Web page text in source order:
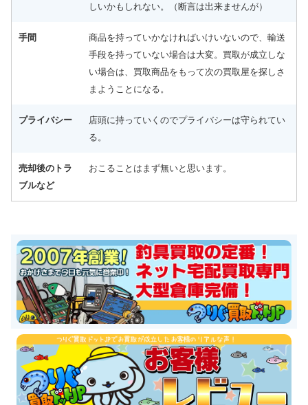
しいかもしれない。（断言は出来ませんが）
手間
商品を持っていかなければいけいないので、輸送
手段を持っていない場合は大変。買取が成立しな
い場合は、買取商品をもって次の買取屋を探しさ
まようことになる。
プライバシー
店頭に持っていくのでプライバシーは守られてい
る。
売却後のトラ
ブルなど
おこることはまず無いと思います。